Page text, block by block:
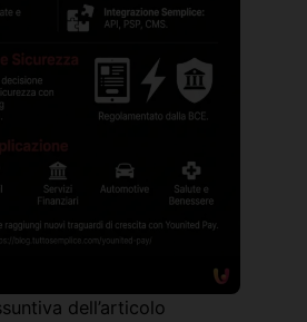
dell’articolo